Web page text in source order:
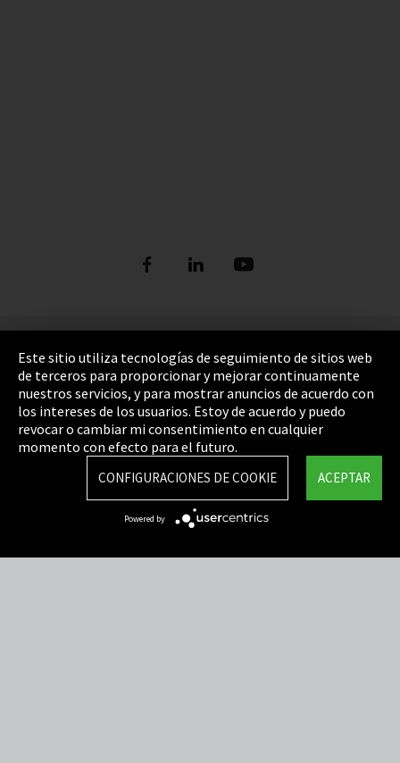
Pie de imprenta
Política de privacidad
Cookie Settings
Términos y Condiciones
Mapa del sitio
Integrity Line
Este sitio utiliza tecnologías de seguimiento de sitios web
de terceros para proporcionar y mejorar continuamente
nuestros servicios, y para mostrar anuncios de acuerdo con
los intereses de los usuarios. Estoy de acuerdo y puedo
revocar o cambiar mi consentimiento en cualquier
momento con efecto para el futuro.
ACEPTAR
CONFIGURACIONES DE COOKIE
Powered by